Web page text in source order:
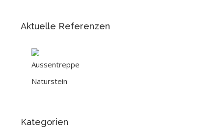
Aktuelle Referenzen
Kategorien